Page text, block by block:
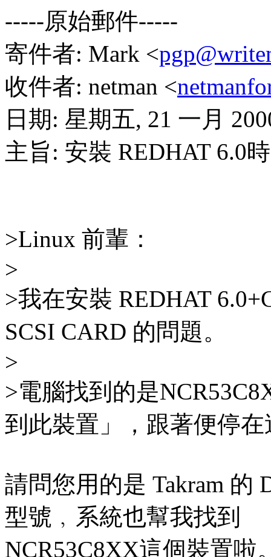
-----原始郵件-----
寄件者: Mark <
收件者: netman <
日期: 星期五, 21 一月
主旨: 安裝 REDHAT 6.0
>Linux 前輩：
>
>我在安裝 REDHAT
SCSI CARD 的問題。
>
>電腦找到的是
到此裝置」，跟著便停
請問您用的是 Takram 的
型號﹐系統也幫我找到
NCR53C8XX這個裝置啦